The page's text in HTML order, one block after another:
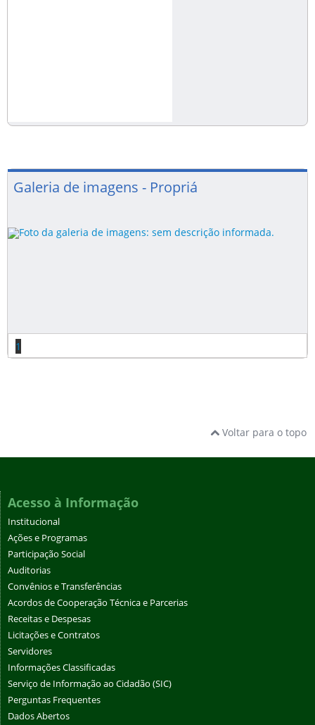
Galeria de imagens - Propriá
1
Voltar para o topo
Acesso à Informação
Institucional
Ações e Programas
Participação Social
Auditorias
Convênios e Transferências
Acordos de Cooperação Técnica e Parcerias
Receitas e Despesas
Licitações e Contratos
Servidores
Informações Classificadas
Serviço de Informação ao Cidadão (SIC)
Perguntas Frequentes
Dados Abertos